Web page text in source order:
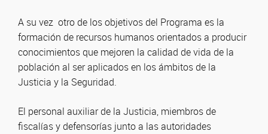
A su vez otro de los objetivos del Programa es la
formación de recursos humanos orientados a producir
conocimientos que mejoren la calidad de vida de la
población al ser aplicados en los ámbitos de la
Justicia y la Seguridad.
El personal auxiliar de la Justicia, miembros de
fiscalías y defensorías junto a las autoridades